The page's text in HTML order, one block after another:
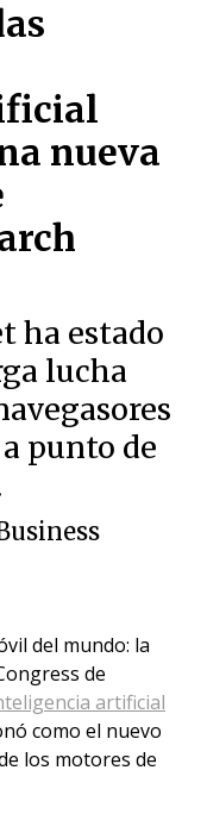
nueva
ha estado
lucha
punto de
del mundo: la
de
artificial
como el nuevo
los motores de